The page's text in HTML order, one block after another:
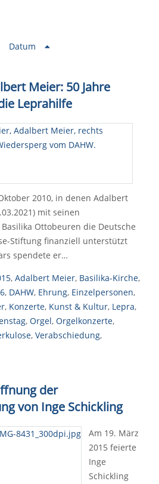
Datum
Meier: 50 Jahre
Leprahilfe
2010, in denen Adalbert
mit seinen
Ottobeuren die Deutsche
Stiftung finanziell unterstützt
spendete er…
, Adalbert Meier, Basilika-Kirche,
, DAHW, Ehrung, Einzelpersonen,
, Konzerte, Kunst & Kultur, Lepra,
, Orgel, Orgelkonzerte,
, Verabschiedung,
der
von Inge Schickling
Am 19. März
2015 feierte
Inge
Schickling